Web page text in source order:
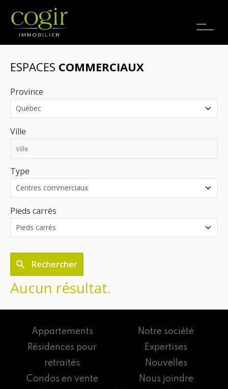
Emplois
ESPACES COMMERCIAUX
Province
Ville
Type
Pieds carrés
Rechercher
Aucun résultat.
Appartements
Résidences pour
retraités
Condos en vente
Notre société
Expertises
Nouvelles
Nous joindre